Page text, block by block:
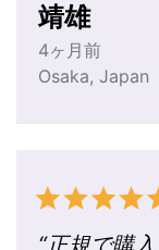
靖雄
4ヶ月前
Osaka, Japan
“正規で購